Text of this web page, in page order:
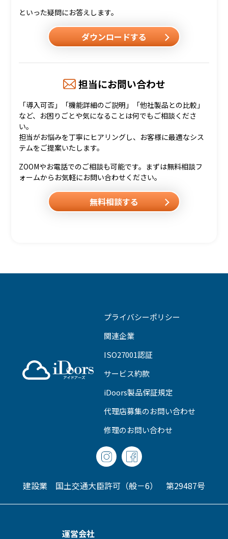
といった疑問にお答えします。
ダウンロードする
担当にお問い合わせ
「導入可否」「機能詳細のご説明」「他社製品との比較」
など、お困りごとや気になることは何でもご相談くださ
い。
担当がお悩みを丁寧にヒアリングし、お客様に最適なシス
テムをご提案いたします。
ZOOMやお電話でのご相談も可能です。まずは無料相談フ
ォームからお気軽にお問い合わせください。
無料相談する
プライバシーポリシー
関連企業
ISO27001認証
サービス約款
iDoors製品保証規定
代理店募集のお問い合わせ
修理のお問い合わせ
建設業 国土交通大臣許可（般－6） 第29487号
運営会社